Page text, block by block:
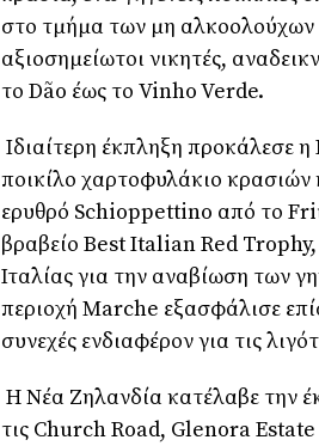
στο τμήμα των μη αλκοολούχων
αξιοσημείωτοι νικητές,
το Dão έως το Vinho Verde.
Ιδιαίτερη έκπληξη προκάλεσε
ποικίλο χαρτοφυλάκιο κρασιών
ερυθρό Schioppettino από το
βραβείο Best Italian Red Trophy
Ιταλίας για την αναβίωση των
περιοχή Marche εξασφάλισε
συνεχές ενδιαφέρον για τις
Η Νέα Ζηλανδία κατέλαβε την
τις Church Road, Glenora Estate